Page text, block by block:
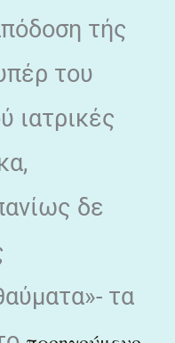
τής
του
ιατρικές
δε
τα